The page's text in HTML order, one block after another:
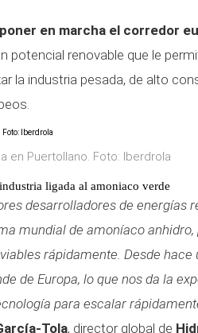
poner en marcha el corredor
potencial renovable que le
la industria pesada, de alto
en Puertollano. Foto: Iberdrola
ligada al amoniaco verde
desarrolladores de energías
mundial de amoníaco anhidro,
rápidamente. Desde hace
de Europa, lo que nos da la
para escalar
Tola, director global de